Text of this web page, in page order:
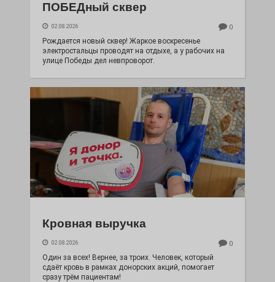
ПОБЕДный сквер
02.08.2026 0
Рождается новый сквер! Жаркое воскресенье
электростальцы проводят на отдыхе, а у рабочих на
улице Победы дел невпроворот.
Кровная выручка
02.08.2026 0
Один за всех! Вернее, за троих. Человек, который
сдаёт кровь в рамках донорских акций, помогает
сразу трём пациентам!